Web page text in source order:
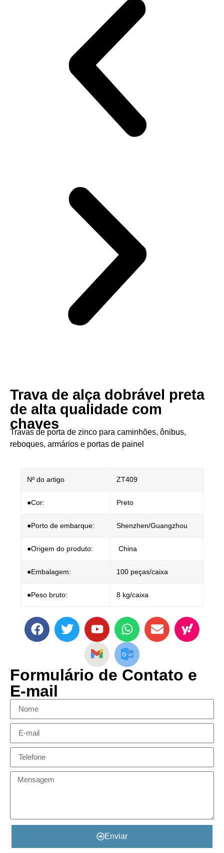
Trava de alça dobrável preta
de alta qualidade com
chaves
Travas de porta de zinco para caminhões, ônibus,
reboques, armários e portas de painel
Nº do artigo ZT409
●Cor: Preto
●Porto de embarque: Shenzhen/Guangzhou
●Origem do produto: China
●Embalagem: 100 peças/caixa
●Peso bruto: 8 kg/caixa
Formulário de Contato e
E-mail
Enviar